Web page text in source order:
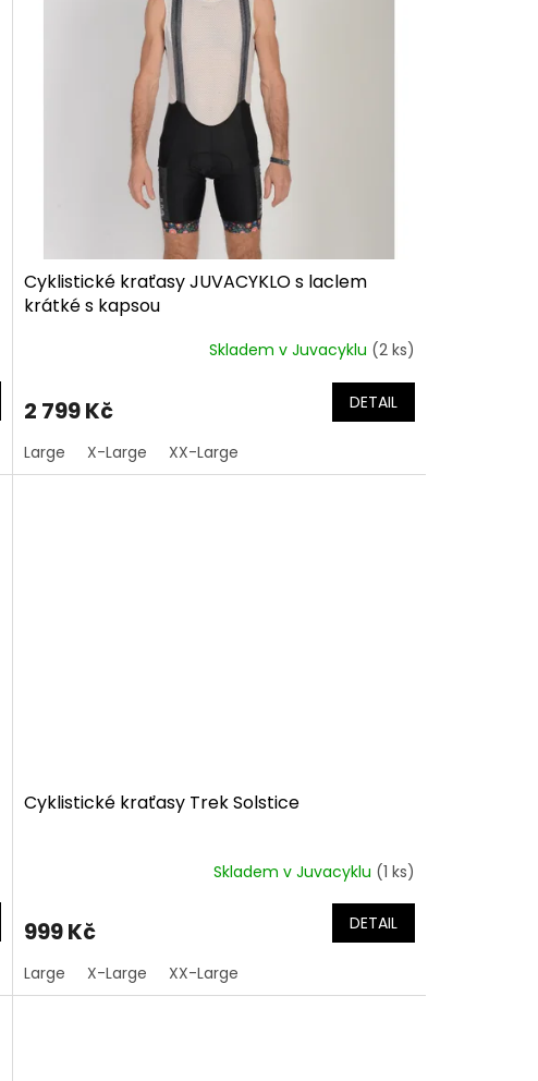
Cyklistické kraťasy JUVACYKLO s laclem
krátké s kapsou
Skladem v Juvacyklu (2 ks)
2 799 Kč DETAIL
Large X-Large XX-Large
Cyklistické kraťasy Trek Solstice
Skladem v Juvacyklu (1 ks)
999 Kč DETAIL
Large X-Large XX-Large